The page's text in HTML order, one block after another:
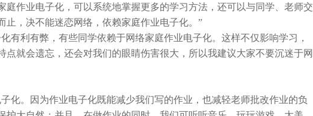
庭作业电子化，可以系统地掌握更多的学习方法，还可以与同学、老师交
止，决不能迷恋网络，依赖家庭作业电子化。”
有利有弊，有些同学依赖于网络家庭作业电子化。这样不仅影响学习，
点就会遗忘，还会对我们的眼睛伤害很大，所以我建议大家不要沉迷于网
化。因为作业电子化既能减少我们写的作业，也减轻老师批改作业的负